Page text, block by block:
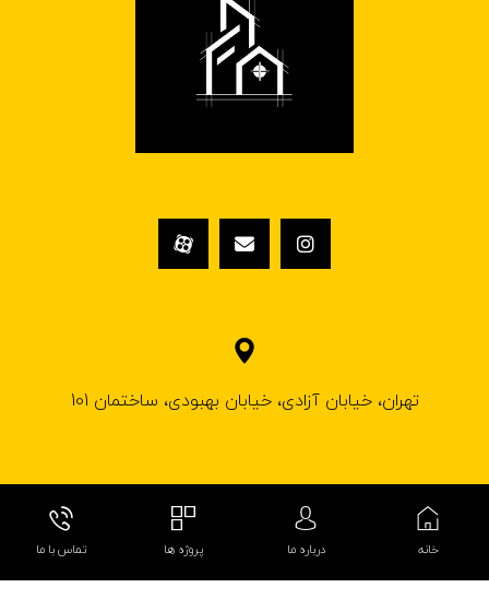
تهران، خیابان آزادی، خیابان بهبودی، ساختمان 101
© کپی رایت ۱۴۰۲ کلینیک ساختمانی فروغ گیلاردیزاین خانه درباره ما پروژه ها تماس با ما